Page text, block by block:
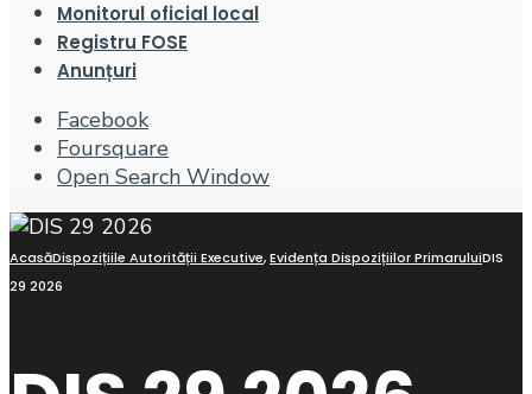
Monitorul oficial local
Registru FOSE
Anunțuri
Facebook
Foursquare
Open Search Window
AcasăDispozițiile Autorității Executive,Evidența Dispozițiilor PrimaruluiDIS
29 2026